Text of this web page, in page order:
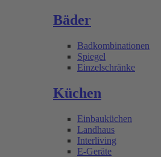
Bäder
Badkombinationen
Spiegel
Einzelschränke
Küchen
Einbauküchen
Landhaus
Interliving
E-Geräte